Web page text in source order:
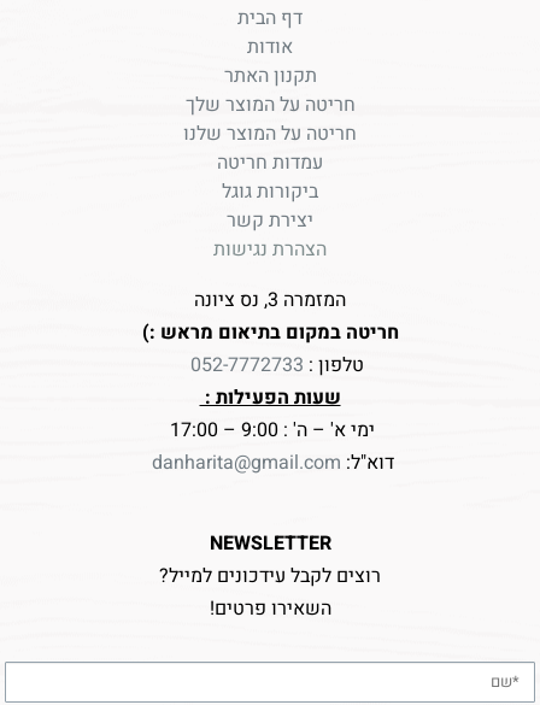
דף הבית
אודות
תקנון האתר
חריטה על המוצר שלך
חריטה על המוצר שלנו
עמדות חריטה
ביקורות גוגל
יצירת קשר
הצהרת נגישות
המזמרה 3, נס ציונה
חריטה במקום בתיאום מראש :)
טלפון : 052-7772733
שעות הפעילות :
ימי א' – ה' : 9:00 – 17:00
דוא"ל: danharita@gmail.com
NEWSLETTER
רוצים לקבל עידכונים למייל?
השאירו פרטים!